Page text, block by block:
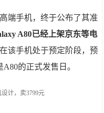
端手机，终于公布了其准
A80已经上架京东等电
该手机处于预定阶段，预
的正式发售日。